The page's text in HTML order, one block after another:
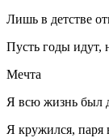
Лишь в детстве
Пусть годы идут,
Мечта
Я всю жизнь был
Я кружился,